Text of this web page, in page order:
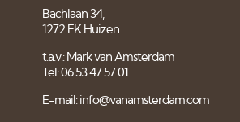
Bachlaan 34,
1272 EK Huizen.
t.a.v.: Mark van Amsterdam
Tel: 06 53 47 57 01
E-mail: info@vanamsterdam.com